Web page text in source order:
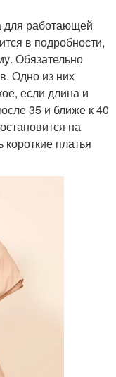
для работающей
в подробности,
Обязательно
Одно из них
если длина и
35 и ближе к 40
на
платья